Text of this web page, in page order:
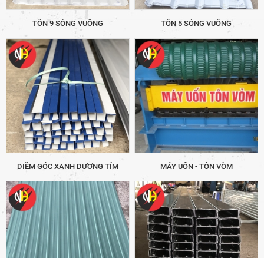
TÔN 9 SÓNG VUÔNG TÔN 5 SÓNG VUÔNG
DIỀM GÓC XANH DƯƠNG TÍM MÁY UỐN - TÔN VÒM